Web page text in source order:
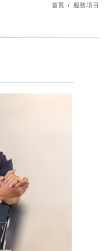
首頁 服務項目